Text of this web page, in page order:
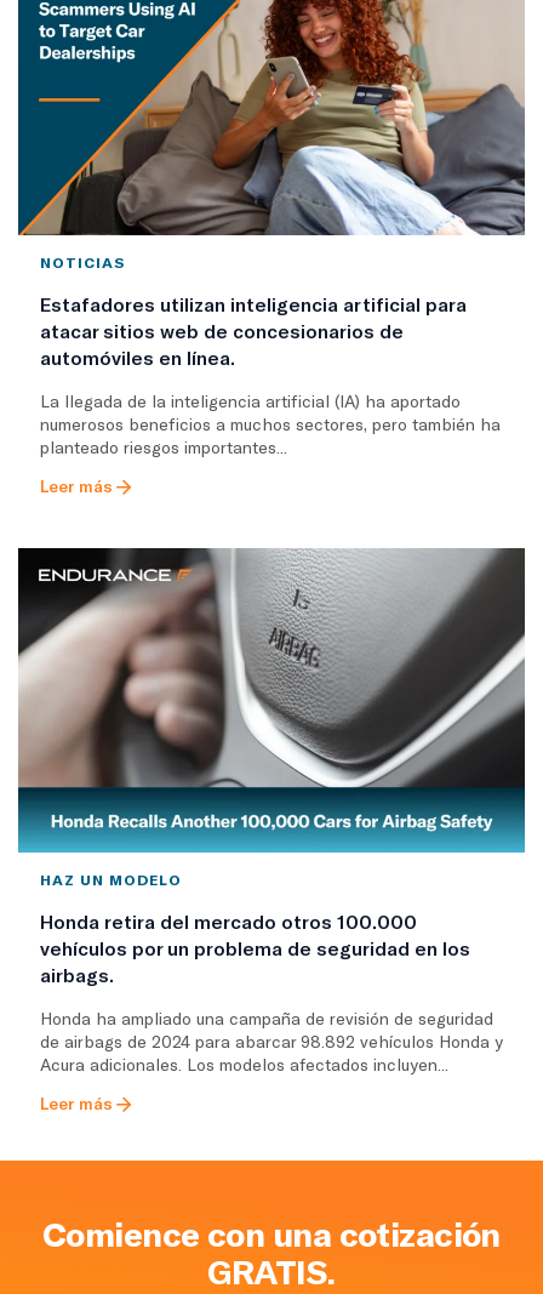
NOTICIAS
Estafadores utilizan inteligencia artificial para
atacar sitios web de concesionarios de
automóviles en línea.
La llegada de la inteligencia artificial (IA) ha aportado
numerosos beneficios a muchos sectores, pero también ha
planteado riesgos importantes...
Leer más
HAZ UN MODELO
Honda retira del mercado otros 100.000
vehículos por un problema de seguridad en los
airbags.
Honda ha ampliado una campaña de revisión de seguridad
de airbags de 2024 para abarcar 98.892 vehículos Honda y
Acura adicionales. Los modelos afectados incluyen...
Leer más
Comience con una cotización
GRATIS.